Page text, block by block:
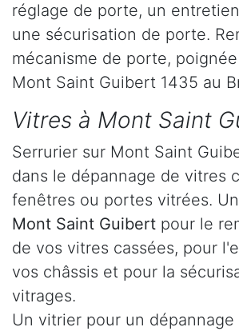
réglage de porte, un
une sécurisation de porte.
mécanisme de porte,
Mont Saint Guibert 1435 au
Vitres à Mont Saint
Serrurier sur Mont Saint
dans le dépannage de vitres
fenêtres ou portes vitrées. Un
Mont Saint Guibert pour le
de vos vitres cassées, pour
vos châssis et pour la
vitrages.
Un vitrier pour un